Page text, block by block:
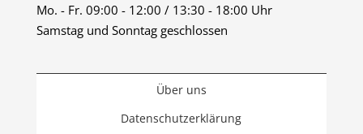
Mo. - Fr. 09:00 - 12:00 / 13:30 - 18:00 Uhr
Samstag und Sonntag geschlossen
Über uns
Datenschutzerklärung